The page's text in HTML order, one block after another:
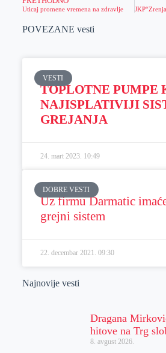
Uticaj promene vremena na zdravlje
POVEZANE vesti
VESTI
TOPLOTNE PUMPE
NAJISPLATIVIJI
GREJANJA
24. mart 2023. 10:49
DOBRE VESTI
Uz firmu Darmatic
grejni sistem
22. decembar 2021. 09:30
Najnovije vesti
Dragana
hitove na Trg
8. avgust 2026.